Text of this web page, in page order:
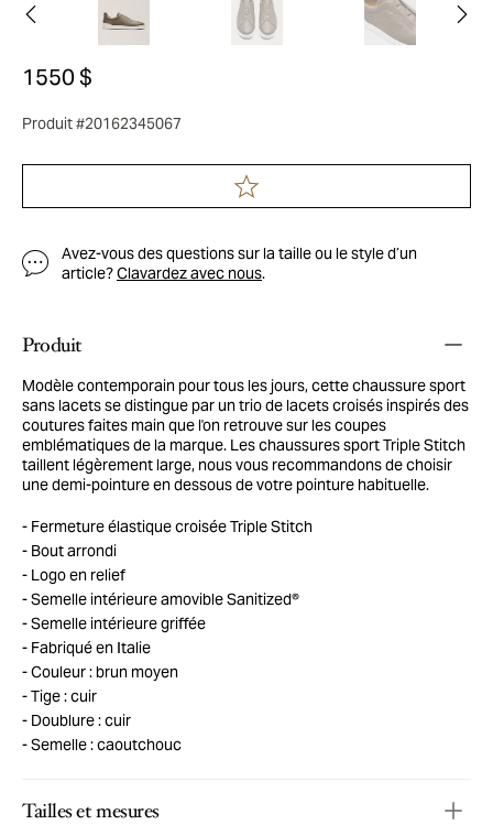
1550 $
Produit #20162345067
Avez-vous des questions sur la taille ou le style d’un
article?Clavardez avec nous.
Produit
Modèle contemporain pour tous les jours, cette chaussure sport
sans lacets se distingue par un trio de lacets croisés inspirés des
coutures faites main que l'on retrouve sur les coupes
emblématiques de la marque. Les chaussures sport Triple Stitch
taillent légèrement large, nous vous recommandons de choisir
une demi-pointure en dessous de votre pointure habituelle.
Fermeture élastique croisée Triple Stitch
Bout arrondi
Logo en relief
Semelle intérieure amovible Sanitized®
Semelle intérieure griffée
Fabriqué en Italie
Couleur : brun moyen
Tige : cuir
Doublure : cuir
Semelle : caoutchouc
Tailles et mesures